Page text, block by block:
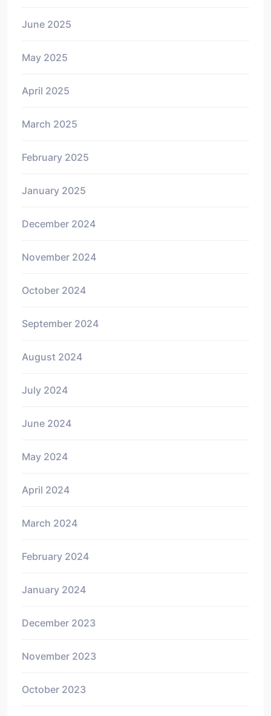
June 2025
May 2025
April 2025
March 2025
February 2025
January 2025
December 2024
November 2024
October 2024
September 2024
August 2024
July 2024
June 2024
May 2024
April 2024
March 2024
February 2024
January 2024
December 2023
November 2023
October 2023